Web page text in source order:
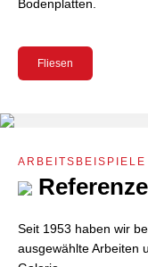
Bodenplatten.
Fliesen
ARBEITSBEISPIELE
Seit 1953 haben wir
ausgewählte Arbeiten